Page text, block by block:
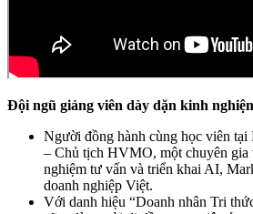
Đội ngũ giảng viên dày dặn kinh
Người đồng hành cùng học viên
– Chủ tịch HVMO, một chuyên gia
nghiệm tư vấn và triển khai AI,
doanh nghiệp Việt.
Với danh hiệu “Doanh nhân Tri